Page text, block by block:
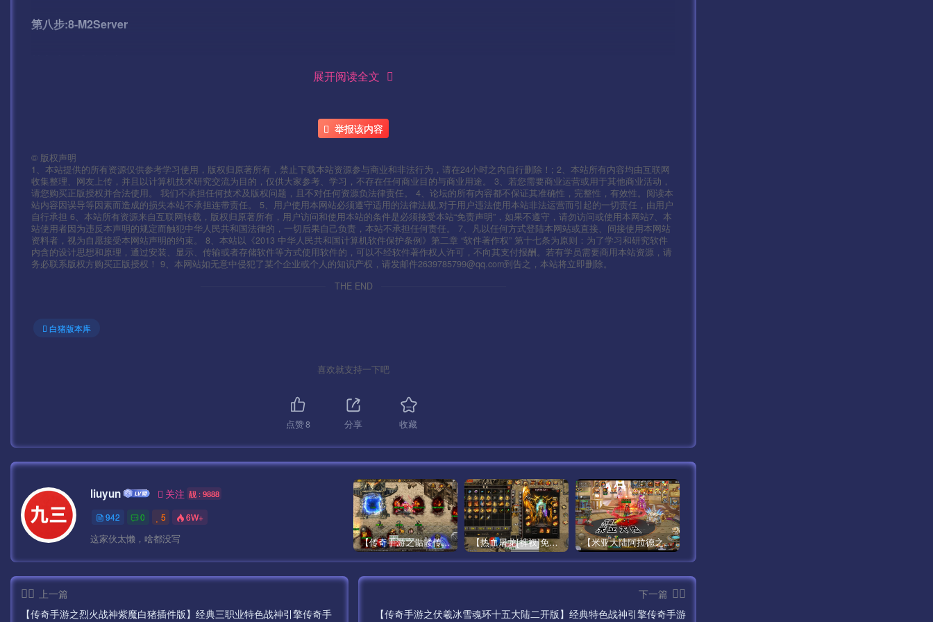
第八步:8-M2Server
IOS:Payload\mir2-iOS.app\res\project.manifest
\assets\res\mir2.zip
\assets\res\mir264.zip
mir2.scenes.sfselect.scene
测试密码：123456
无限充值后台
http://IP:99/pay.php
GM码：syymw.com
下面给大家介绍几个常见问题
————————————————————————————
展开阅读全文
举报该内容
© 版权声明
1、本站提供的所有资源仅供参考学习使用，版权归原著所有，禁止下载本站资源参与商业和非法行为，请在24小时之内自行删除！; 2、本站所有内容均由互联网
收集整理、网友上传，并且以计算机技术研究交流为目的，仅供大家参考、学习，不存在任何商业目的与商业用途。 3、若您需要商业运营或用于其他商业活动，
请您购买正版授权并合法使用。 我们不承担任何技术及版权问题，且不对任何资源负法律责任。 4、论坛的所有内容都不保证其准确性，完整性，有效性。阅读本
站内容因误导等因素而造成的损失本站不承担连带责任。 5、用户使用本网站必须遵守适用的法律法规,对于用户违法使用本站非法运营而引起的一切责任，由用户
自行承担 6、本站所有资源来自互联网转载，版权归原著所有，用户访问和使用本站的条件是必须接受本站“免责声明”，如果不遵守，请勿访问或使用本网站7、本
站使用者因为违反本声明的规定而触犯中华人民共和国法律的，一切后果自己负责，本站不承担任何责任。 7、凡以任何方式登陆本网站或直接、间接使用本网站
资料者，视为自愿接受本网站声明的约束。 8、本站以《2013 中华人民共和国计算机软件保护条例》第二章 “软件著作权” 第十七条为原则：为了学习和研究软件
内含的设计思想和原理，通过安装、显示、传输或者存储软件等方式使用软件的，可以不经软件著作权人许可，不向其支付报酬。若有学员需要商用本站资源，请
务必联系版权方购买正版授权！ 9、本网站如无意中侵犯了某个企业或个人的知识产权，请发邮件2639785799@qq.com到告之，本站将立即删除。
THE END
白猪版本库
喜欢就支持一下吧
点赞8 分享 收藏
liuyun 关注 靓 : 9888
942 0 5 6W+
这家伙太懒，啥都没写 【传奇手游之骷髅传说第二季十大陆[白猪3]免授权版】经典单职业复古特色战神引擎传奇手游最新打包Win服务端源码视频架设教程-怀旧复古-经典耐玩–新版GM多功能网页授权物品后台-GM直冲网页后台-安卓苹果IOS双端版本！ 【热血屠龙[裤衩]免授权修复版】采用经典战神引擎三职业特色游戏最新打包Win服务端源码视频架设教程-GM直冲后台-新版GM多功能授权物品后台-安卓苹果IOS双端版本-传奇手游！ 【米亚大陆阿拉德之怒三觉醒版本】经典横版格斗闯关剧情手游最新打包Linux服务端源码视频架设教程-安卓苹果IOS双端版本-完善总运营后台-完整全功能GM授权后台-附带整套表格！
上一篇
【传奇手游之烈火战神紫魔白猪插件版】经典三职业特色战神引擎传奇手
下一篇
【传奇手游之伏羲冰雪魂环十五大陆二开版】经典特色战神引擎传奇手游